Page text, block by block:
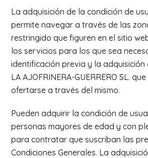
La adquisición de la condición de
permite navegar a través de las
restringido que figuren en el sitio
los servicios para los que sea
identificación previa y la
LA AJOFRINERA-GUERRERO SL.
ofertarse a través del mismo.
Pueden adquirir la condición de
personas mayores de edad y con
para contratar que suscriban las
Condiciones Generales. La